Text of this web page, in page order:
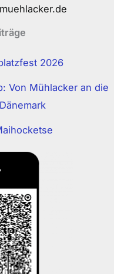
2026
Von Mühlacker an die